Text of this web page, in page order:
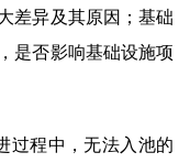
差异及其原因；基础
是否影响基础设施项
过程中，无法入池的